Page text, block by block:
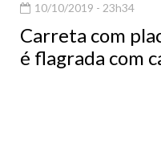
10/10/2019 - 23h34
Carreta com
é flagrada com